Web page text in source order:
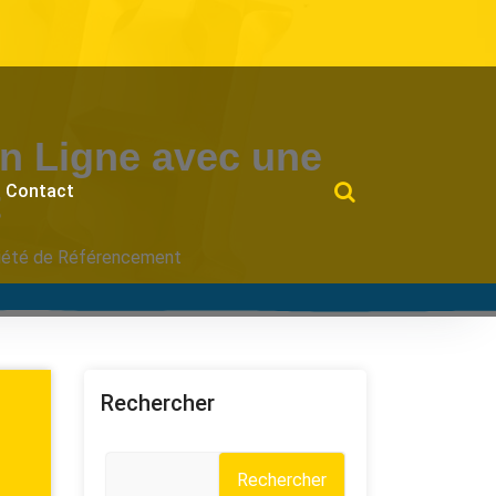
Contact
Ligne avec une
de Référencement
Rechercher
Rechercher